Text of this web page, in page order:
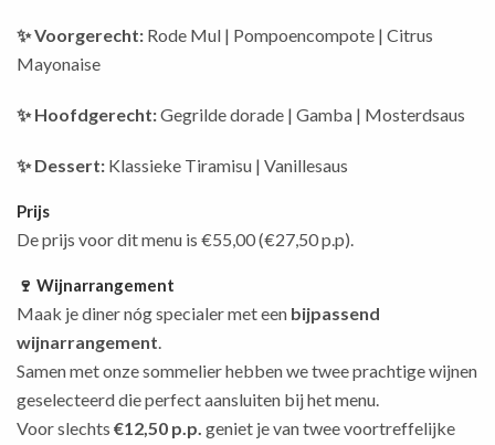
✨ Voorgerecht: Rode Mul | Pompoencompote | Citrus
Mayonaise
✨ Hoofdgerecht:Gegrilde dorade | Gamba | Mosterdsaus
✨ Dessert: Klassieke Tiramisu | Vanillesaus
Prijs
De prijs voor dit menu is €55,00 (€27,50 p.p).
🍷 Wijnarrangement
Maak je diner nóg specialer met een bijpassend
wijnarrangement.
Samen met onze sommelier hebben we twee prachtige wijnen
geselecteerd die perfect aansluiten bij het menu.
Voor slechts €12,50 p.p. geniet je van twee voortreffelijke